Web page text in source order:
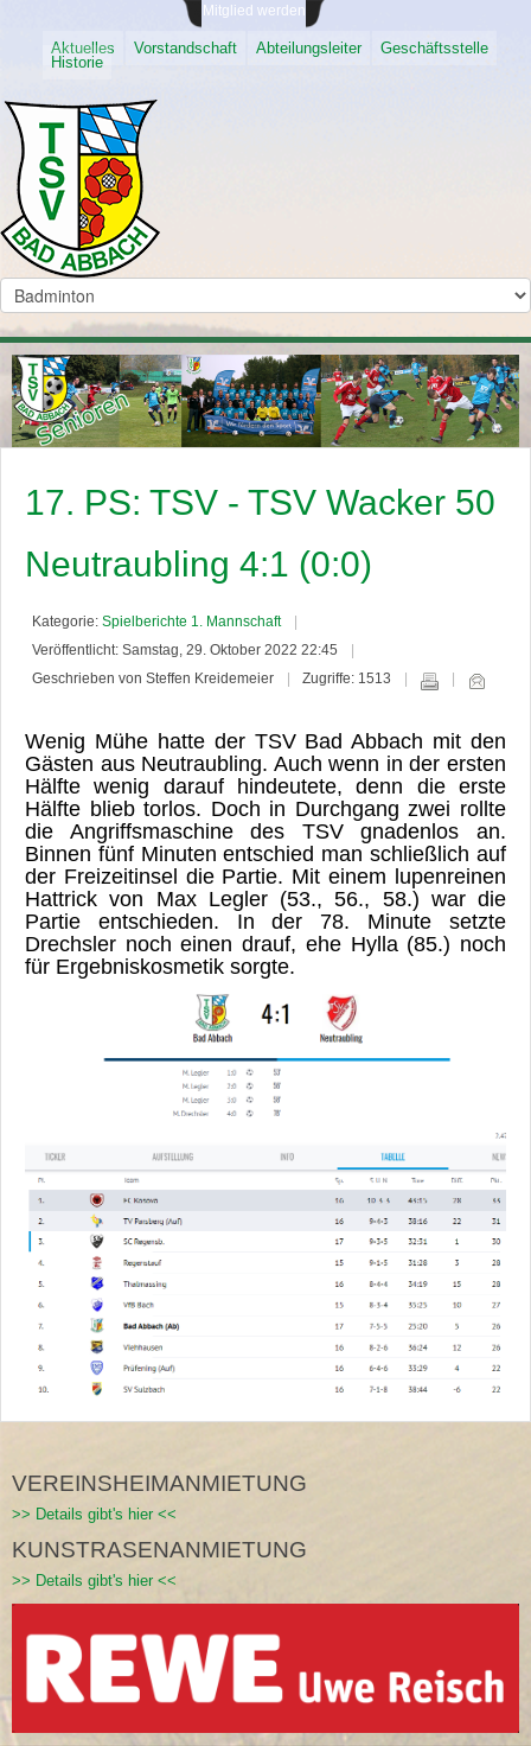
Mitglied werden
Aktuelles Vorstandschaft Abteilungsleiter
Geschäftsstelle
Historie
17. PS: TSV - TSV Wacker 50
Neutraubling 4:1 (0:0)
Kategorie: Spielberichte 1. Mannschaft
Veröffentlicht: Samstag, 29. Oktober 2022 22:45
Geschrieben von Steffen Kreidemeier
Zugriffe: 1513
Wenig Mühe hatte der TSV Bad Abbach mit den
Gästen aus Neutraubling. Auch wenn in der ersten
Hälfte wenig darauf hindeutete, denn die erste
Hälfte blieb torlos. Doch in Durchgang zwei rollte
die Angriffsmaschine des TSV gnadenlos an.
Binnen fünf Minuten entschied man schließlich auf
der Freizeitinsel die Partie. Mit einem lupenreinen
Hattrick von Max Legler (53., 56., 58.) war die
Partie entschieden. In der 78. Minute setzte
Drechsler noch einen drauf, ehe Hylla (85.) noch
für Ergebniskosmetik sorgte.
VEREINSHEIMANMIETUNG
>> Details gibt's hier <<
KUNSTRASENANMIETUNG
>> Details gibt's hier <<